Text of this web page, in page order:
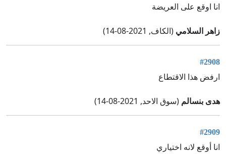
انا اوقع على العريضة
زاهر السلامي (الكاف, 2021-08-14)
#2908
ارفض هذا الاقتطاع
هدى بنسالم (سوق الاحد, 2021-08-14)
#2909
انا أوقع لانه اختياري